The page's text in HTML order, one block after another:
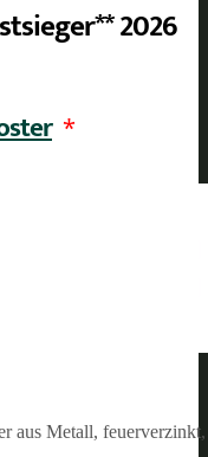
2026
*
aus Metall,